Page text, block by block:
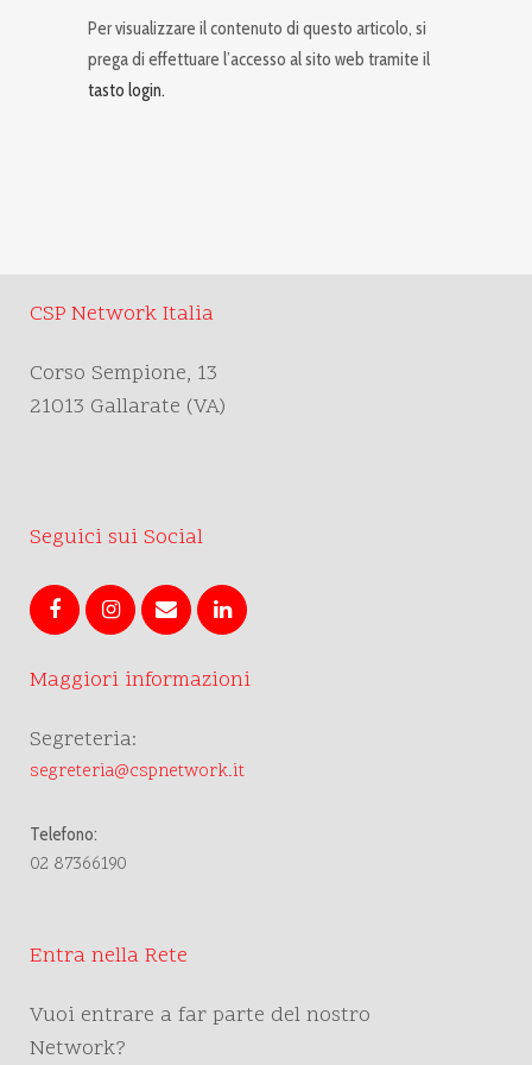
Per visualizzare il contenuto di questo articolo, si
prega di effettuare l’accesso al sito web tramite il
tasto login.
CSP Network Italia
Corso Sempione, 13
21013 Gallarate (VA)
Seguici sui Social
Maggiori informazioni
Segreteria:
segreteria@cspnetwork.it
Telefono:
02 87366190
Entra nella Rete
Vuoi entrare a far parte del nostro
Network?